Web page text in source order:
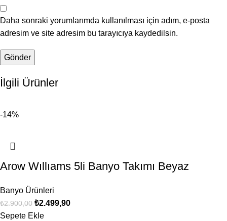
Daha sonraki yorumlarımda kullanılması için adım, e-posta
adresim ve site adresim bu tarayıcıya kaydedilsin.
İlgili Ürünler
-14%
Arow Wıllıams 5li Banyo Takımı Beyaz
Banyo Ürünleri
₺2.900,00 ₺2.499,90
Sepete Ekle